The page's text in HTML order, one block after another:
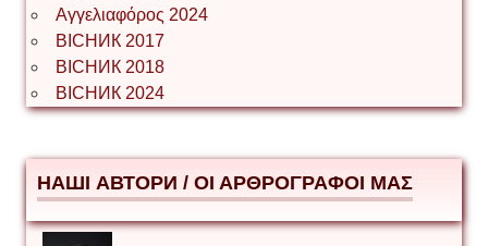
Αγγελιαφόρος 2024
ВІСНИК 2017
ВІСНИК 2018
ВІСНИК 2024
НАШІ АВТОРИ / ΟΙ ΑΡΘΡΟΓΡΑΦΟΙ ΜΑΣ